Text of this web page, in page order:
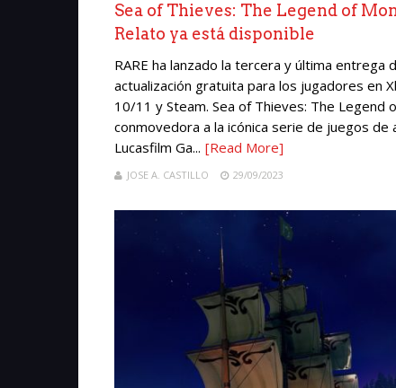
Sea of Thieves: The Legend of
Relato ya está disponible
RARE ha lanzado la tercera y última
actualización gratuita para los jugadores en
10/11 y Steam. Sea of Thieves: The Legend
conmovedora a la icónica serie de juegos
Lucasfilm Ga... [Read More]
JOSE A. CASTILLO 29/09/2023